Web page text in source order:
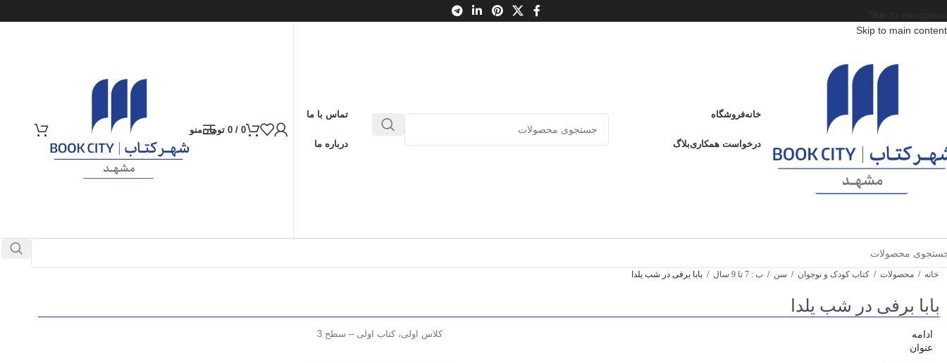
Skip to main content
خانهفروشگاه
درخواست همکاریبلاگ
تماس با ما
درباره ما
0
/
0 تومانمنو
خانه / محصولات / کتاب کودک و نوجوان / سن / ب : 7 تا 9 سال / بابا برفی در شب یلدا
بابا برفی در شب یلدا
ادامه
عنوان
کلاس اولی، کتاب اولی – سطح 3